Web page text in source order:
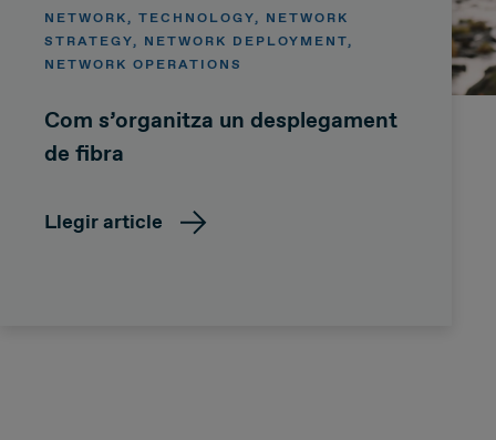
NETWORK, TECHNOLOGY, NETWORK
STRATEGY, NETWORK DEPLOYMENT,
NETWORK OPERATIONS
Com s’organitza un desplegament
de fibra
Llegir article